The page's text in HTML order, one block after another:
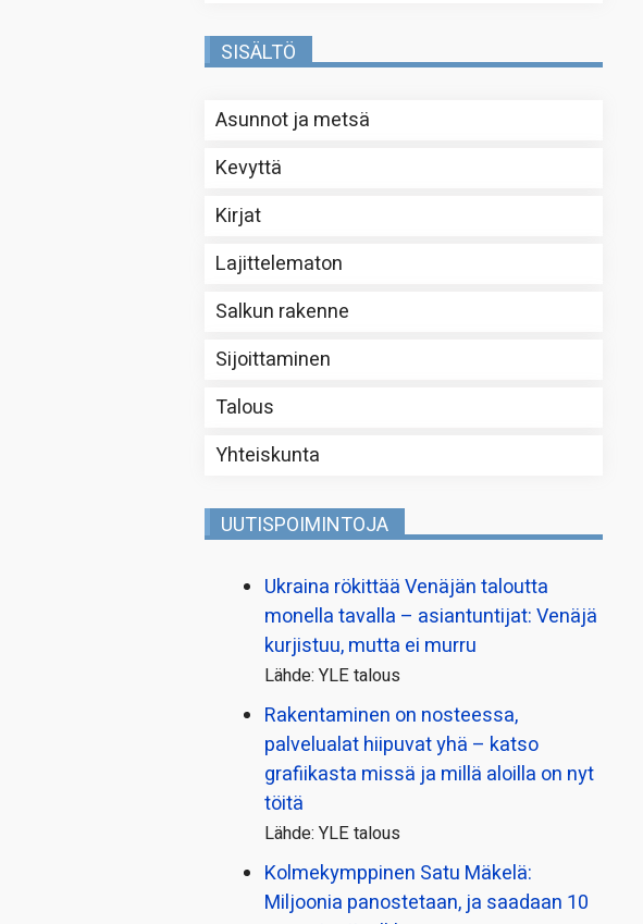
SISÄLTÖ
Asunnot ja metsä
Kevyttä
Kirjat
Lajittelematon
Salkun rakenne
Sijoittaminen
Talous
Yhteiskunta
UUTISPOIMINTOJA
Ukraina rökittää Venäjän taloutta
monella tavalla – asiantuntijat: Venäjä
kurjistuu, mutta ei murru
Lähde: YLE talous
Rakentaminen on nosteessa,
palvelualat hiipuvat yhä – katso
grafiikasta missä ja millä aloilla on nyt
töitä
Lähde: YLE talous
Kolmekymppinen Satu Mäkelä:
Miljoonia panostetaan, ja saadaan 10